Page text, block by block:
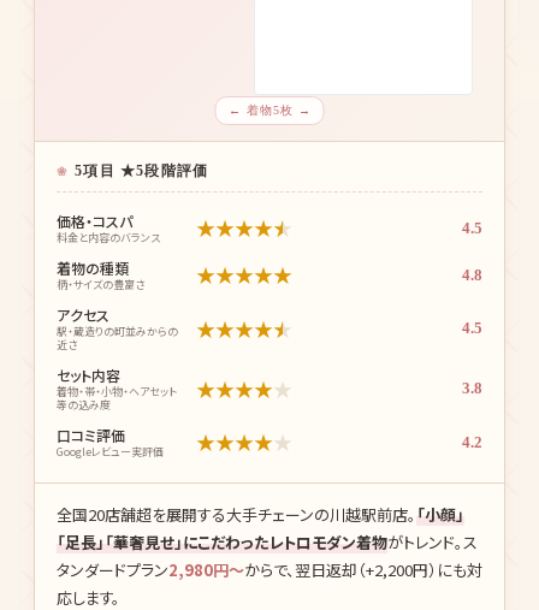
← 着物5枚 →
5項目 ★5段階評価
価格・コスパ
料金と内容のバランス ★★★★★ 4.5
着物の種類
柄・サイズの豊富さ ★★★★★ 4.8
アクセス
駅・蔵造りの町並みからの
近さ
★★★★★ 4.5
セット内容
着物・帯・小物・ヘアセット
等の込み度
★★★★★ 3.8
口コミ評価
Googleレビュー実評価 ★★★★★ 4.2
全国20店舗超を展開する大手チェーンの川越駅前店。 「小顔」
「足長」「華奢見せ」にこだわったレトロモダン着物がトレンド。ス
タンダードプラン2,980円〜からで、翌日返却（+2,200円）にも対
応します。